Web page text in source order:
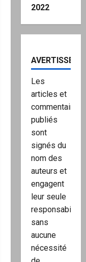
2022
Les
articles et
commentaires
publiés
sont
signés du
nom des
auteurs et
engagent
leur seule
responsabilité,
sans
aucune
nécessité